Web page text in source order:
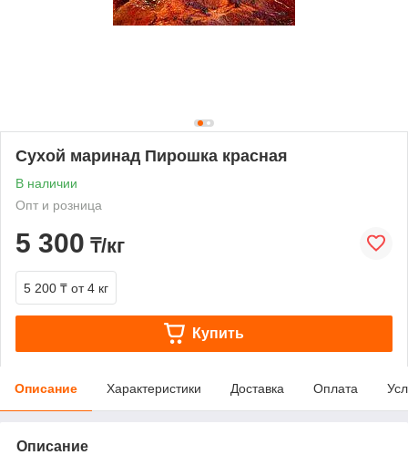
Сухой маринад Пирошка красная
В наличии
Опт и розница
5 300 ₸/кг
5 200 ₸ от 4 кг
Купить
Описание Характеристики Доставка Оплата
Описание